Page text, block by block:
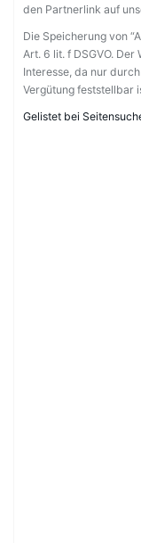
den Partnerlink auf
Die Speicherung von
Art. 6 lit. f DSGVO.
Interesse, da nur
Vergütung feststellbar
Gelistet bei